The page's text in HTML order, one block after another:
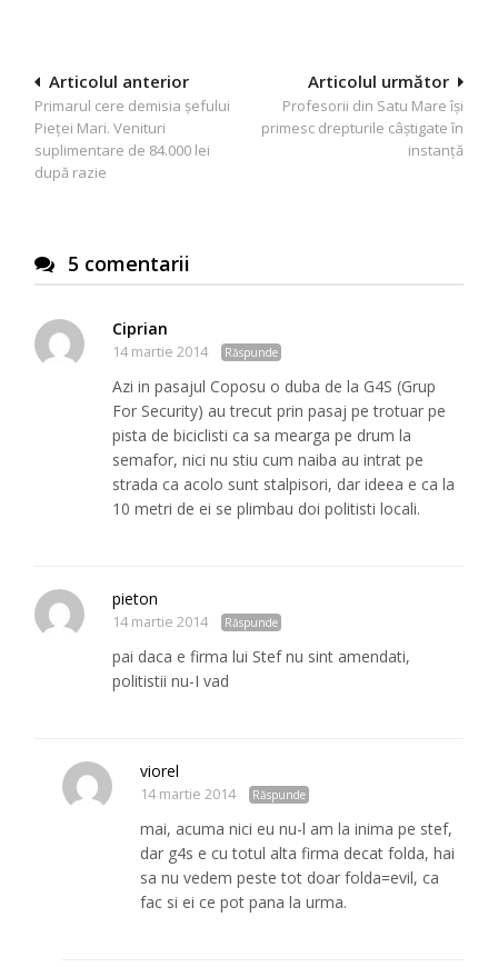
Navigare
în
articole
Articolul următor
Profesorii din Satu Mare îşi
primesc drepturile câştigate în
instanţă
Articolul anterior
Primarul cere demisia șefului
Pieței Mari. Venituri
suplimentare de 84.000 lei
după razie
5 comentarii
Ciprian
14 martie 2014 Răspunde
Azi in pasajul Coposu o duba de la G4S (Grup
For Security) au trecut prin pasaj pe trotuar pe
pista de biciclisti ca sa mearga pe drum la
semafor, nici nu stiu cum naiba au intrat pe
strada ca acolo sunt stalpisori, dar ideea e ca la
10 metri de ei se plimbau doi politisti locali.
pieton
14 martie 2014 Răspunde
pai daca e firma lui Stef nu sint amendati,
politistii nu-I vad
viorel
14 martie 2014 Răspunde
mai, acuma nici eu nu-l am la inima pe stef,
dar g4s e cu totul alta firma decat folda, hai
sa nu vedem peste tot doar folda=evil, ca
fac si ei ce pot pana la urma.